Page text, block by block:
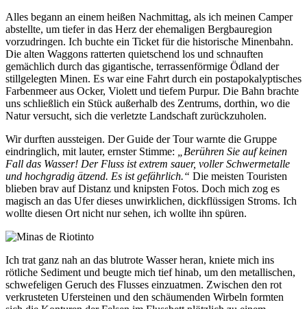
Alles begann an einem heißen Nachmittag, als ich meinen Camper
abstellte, um tiefer in das Herz der ehemaligen Bergbauregion
vorzudringen. Ich buchte ein Ticket für die historische Minenbahn.
Die alten Waggons ratterten quietschend los und schnauften
gemächlich durch das gigantische, terrassenförmige Ödland der
stillgelegten Minen. Es war eine Fahrt durch ein postapokalyptisches
Farbenmeer aus Ocker, Violett und tiefem Purpur. Die Bahn brachte
uns schließlich ein Stück außerhalb des Zentrums, dorthin, wo die
Natur versucht, sich die verletzte Landschaft zurückzuholen.
Wir durften aussteigen. Der Guide der Tour warnte die Gruppe
eindringlich, mit lauter, ernster Stimme:
„Berühren Sie auf keinen
Fall das Wasser! Der Fluss ist extrem sauer, voller Schwermetalle
und hochgradig ätzend. Es ist gefährlich.“ Die meisten Touristen
blieben brav auf Distanz und knipsten Fotos. Doch mich zog es
magisch an das Ufer dieses unwirklichen, dickflüssigen Stroms. Ich
wollte diesen Ort nicht nur sehen, ich wollte ihn spüren.
Ich trat ganz nah an das blutrote Wasser heran, kniete mich ins
rötliche Sediment und beugte mich tief hinab, um den metallischen,
schwefeligen Geruch des Flusses einzuatmen. Zwischen den rot
verkrusteten Ufersteinen und den schäumenden Wirbeln formten